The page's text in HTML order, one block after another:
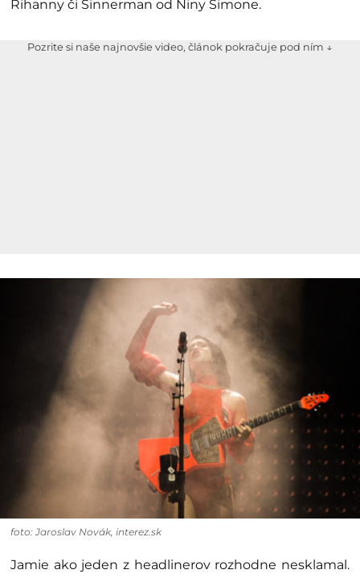
Rihanny či Sinnerman od Niny Simone.
Pozrite si naše najnovšie video, článok pokračuje pod ním ↓
foto: Jaroslav Novák, interez.sk
Jamie ako jeden z headlinerov rozhodne nesklamal.